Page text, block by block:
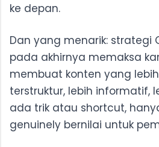
ke depan.
Dan yang menarik: strategi
pada akhirnya memaksa
membuat konten yang
terstruktur, lebih informatif,
ada trik atau shortcut,
genuinely bernilai untuk